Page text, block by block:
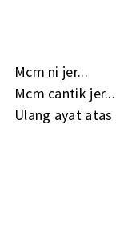
Mcm ni jer...
Mcm cantik
Ulang ayat